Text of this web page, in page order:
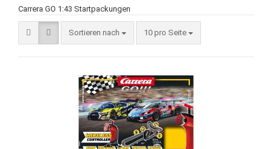
Carrera GO 1:43 Startpackungen
Sortieren nach 10 pro Seite